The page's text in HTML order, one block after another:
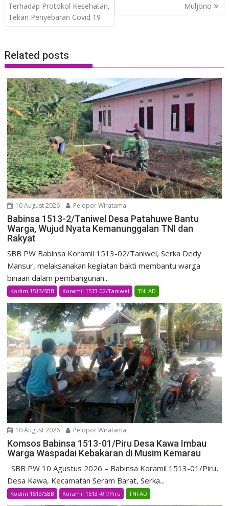
Terhadap Protokol Kesehatan,
Tekan Penyebaran Covid 19
Muljono
Related posts
10 August 2026 Pelopor Wiratama
Babinsa 1513-2/Taniwel Desa Patahuwe Bantu
Warga, Wujud Nyata Kemanunggalan TNI dan
Rakyat
SBB PW Babinsa Koramil 1513-02/Taniwel, Serka Dedy
Mansur, melaksanakan kegiatan bakti membantu warga
binaan dalam pembangunan...
Kodim 1513/SBB Koramil 1513-02/Taniwel TNI AD
10 August 2026 Pelopor Wiratama
Komsos Babinsa 1513-01/Piru Desa Kawa Imbau
Warga Waspadai Kebakaran di Musim Kemarau
SBB PW 10 Agustus 2026 – Babinsa Koramil 1513-01/Piru,
Desa Kawa, Kecamatan Seram Barat, Serka...
Kodim 1513/SBB Koramil 1513 -01/Piru TNI AD